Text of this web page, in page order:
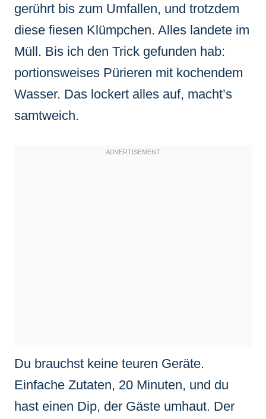
gerührt bis zum Umfallen, und trotzdem
diese fiesen Klümpchen. Alles landete im
Müll. Bis ich den Trick gefunden hab:
portionsweises Pürieren mit kochendem
Wasser. Das lockert alles auf, macht’s
samtweich.
Du brauchst keine teuren Geräte.
Einfache Zutaten, 20 Minuten, und du
hast einen Dip, der Gäste umhaut. Der